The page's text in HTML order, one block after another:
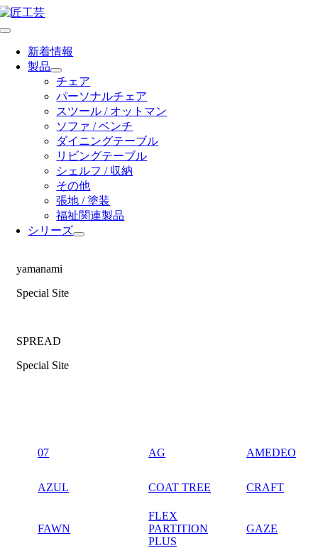
Skip
content
Toggle
Navigation新着情報
製品
チェア
パーソナルチェア
スツール / オットマン
ソファ / ベンチ
ダイニングテーブル
リビングテーブル
シェルフ / 収納
その他
張地 / 塗装
福祉関連製品
シリーズ
yamanami
Special Site
SPREAD
Special Site
07 AG AMEDEO
AZUL COAT TREE CRAFT
FAWN
FLEX
PARTITION
PLUS
GAZE